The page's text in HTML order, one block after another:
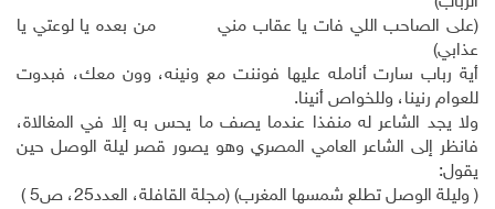
(على الصاحب اللي فات يا عقاب مني من بعده يا لوعتي يا
عذابي)
أية رباب سارت أنامله عليها فوننت مع ونينه، وون معك، فبدوت
للعوام رنينا، وللخواص أنينا.
ولا يجد الشاعر له منفذا عندما يصف ما يحس به إلا في المغالاة،
فانظر إلى الشاعر العامي المصري وهو يصور قصر ليلة الوصل حين
يقول:
( وليلة الوصل تطلع شمسها المغرب) (مجلة القافلة، العدد25، ص5 )